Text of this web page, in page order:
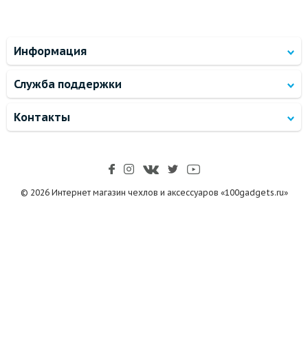
Информация
Служба поддержки
Контакты
© 2026 Интернет магазин чехлов и аксессуаров «100gadgets.ru»